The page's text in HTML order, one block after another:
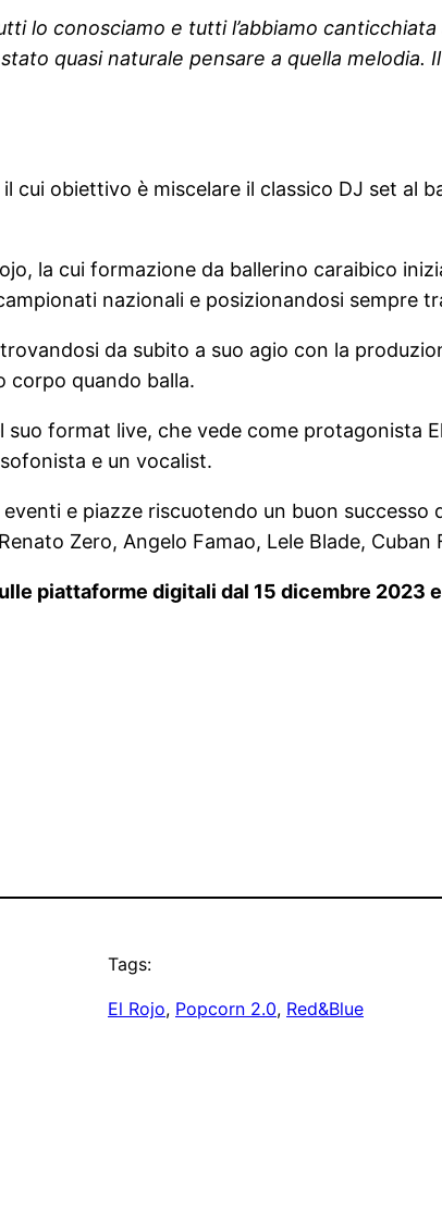
lo conosciamo e tutti l’abbiamo
quasi naturale pensare a quella melodia.
cui obiettivo è miscelare il classico DJ set al
la cui formazione da ballerino caraibico
nazionali e posizionandosi sempre
da subito a suo agio con la
corpo quando balla.
format live, che vede come protagonista
e un vocalist.
e piazze riscuotendo un buon successo
Zero, Angelo Famao, Lele Blade, Cuban
piattaforme digitali dal 15 dicembre
Tags:
El Rojo, Popcorn 2.0, Red&Blue